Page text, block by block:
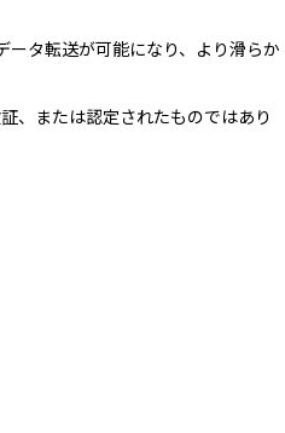
ータ転送が可能になり、より滑らか
、または認定されたものではあり